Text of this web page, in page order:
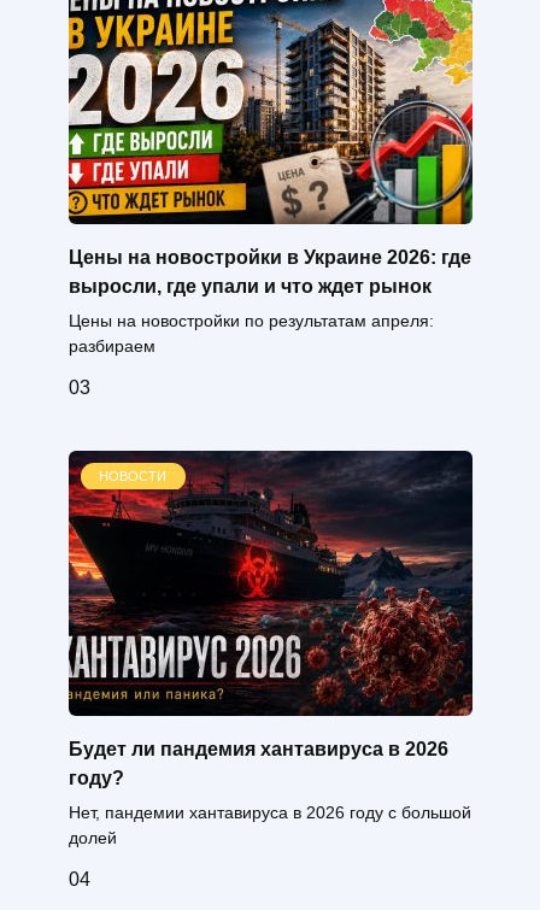
Цены на новостройки в Украине 2026: где
выросли, где упали и что ждет рынок
Цены на новостройки по результатам апреля:
разбираем
03
НОВОСТИ
Будет ли пандемия хантавируса в 2026
году?
Нет, пандемии хантавируса в 2026 году с большой
долей
04